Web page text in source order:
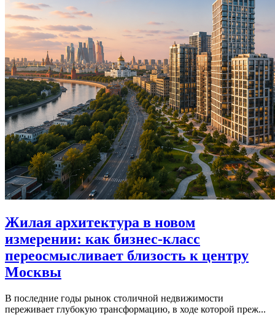
Жилая архитектура в новом
измерении: как бизнес-класс
переосмысливает близость к центру
Москвы
В последние годы рынок столичной недвижимости
переживает глубокую трансформацию, в ходе которой преж...